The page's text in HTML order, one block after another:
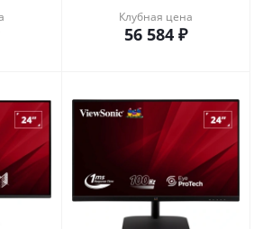
Клубная цена
56 584 ₽